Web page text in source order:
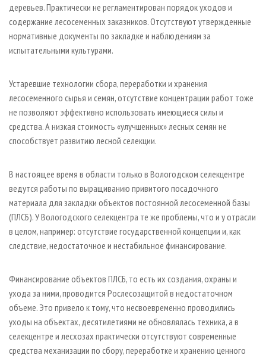
деревьев. Практически не регламентирован порядок уходов и
содержание лесосеменных заказников. Отсутствуют утвержденные
нормативные документы по закладке и наблюдениям за
испытательными культурами.
Устаревшие технологии сбора, переработки и хранения
лесосеменного сырья и семян, отсутствие концентрации работ тоже
не позволяют эффективно использовать имеющиеся силы и
средства. А низкая стоимость «улучшенных» лесных семян не
способствует развитию лесной селекции.
В настоящее время в области только в Вологодском селекцентре
ведутся работы по выращиванию привитого посадочного
материала для закладки объектов постоянной лесосеменной базы
(ПЛСБ). У Вологодского селекцентра те же проблемы, что и у отрасли
в целом, например: отсутствие государственной концепции и, как
следствие, недостаточное и нестабильное финансирование.
Финансирование объектов ПЛСБ, то есть их создания, охраны и
ухода за ними, проводится Рослесозащитой в недостаточном
объеме. Это привело к тому, что несвоевременно проводились
уходы на объектах, десятилетиями не обновлялась техника, а в
селекцентре и лесхозах практически отсутствуют современные
средства механизации по сбору, переработке и хранению ценного